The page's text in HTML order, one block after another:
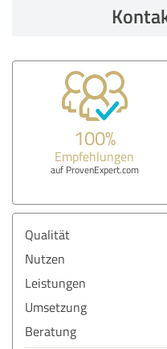
100%
Empfehlungen
auf ProvenExpert.com
Qualität
Nutzen
Leistungen
Umsetzung
Beratung